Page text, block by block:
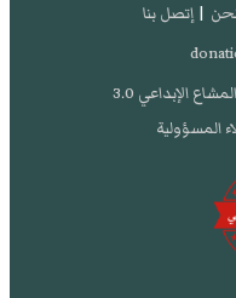
| إتصل بنا
الإبداعي 3.0
المسؤولية